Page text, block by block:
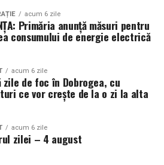
acum 6 zile
Primăria anunță măsuri pentru
consumului de energie electrică
acum 6 zile
zile de foc în Dobrogea, cu
ce vor crește de la o zi la alta
acum 6 zile
zilei – 4 august